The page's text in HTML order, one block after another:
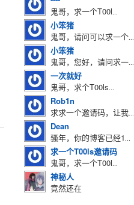
鬼哥，求一个T00l...
小笨猪
鬼哥，请问可以求一个...
小笨猪
鬼哥，您好，请问求一...
一次就好
鬼哥，求个T00ls...
Rob1n
求求一个邀请码，让我...
Dean
骚年，你的博客已经1...
求一个T00ls邀请码
鬼哥，求一个T00l...
神秘人
竟然还在